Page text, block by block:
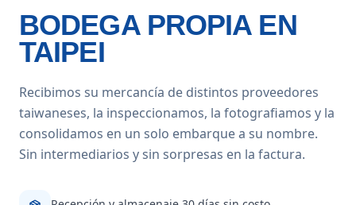
BODEGA PROPIA EN
TAIPEI
Recibimos su mercancía de distintos proveedores
taiwaneses, la inspeccionamos, la fotografiamos y la
consolidamos en un solo embarque a su nombre.
Sin intermediarios y sin sorpresas en la factura.